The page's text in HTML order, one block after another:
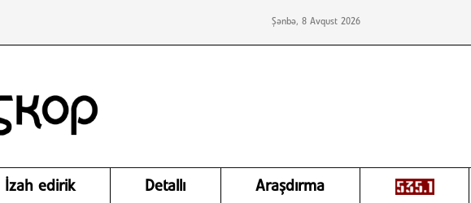
Şənbə, 8 Avqust 2026
İzah edirik Detallı Araşdırma